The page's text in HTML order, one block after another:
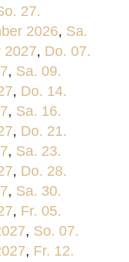
27.
2026, Sa.
2027, Do. 07.
, Sa. 09.
, Do. 14.
, Sa. 16.
, Do. 21.
, Sa. 23.
, Do. 28.
, Sa. 30.
, Fr. 05.
, So. 07.
, Fr. 12.